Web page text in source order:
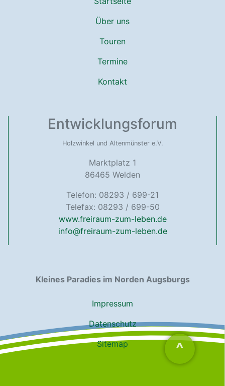
^
Über uns
Touren
Termine
Kontakt
Entwicklungsforum
Holzwinkel und Altenmünster e.V.
Marktplatz 1
86465 Welden
Telefon: 08293 / 699-21
Telefax: 08293 / 699-50
www.freiraum-zum-leben.de
info@freiraum-zum-leben.de
Kleines Paradies im Norden Augsburgs
Impressum
Datenschutz
Sitemap